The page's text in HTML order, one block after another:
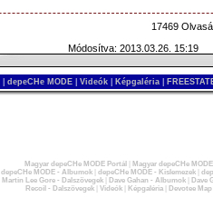
17469
Módosítva: 2013.03.26. 15:19
depeCHe MODE Videók Képgaléria
Magyar depeCHe MODE Portál
Magyar depeCHe
depeCHe MODE - Albumok| depeCHe MODE - Kislemezek|
Martin Lee Gore - Dalszövegek| Dave Gahan - Albumok|
Dave
Recoil - Dalszövegek| Videók| Képgaléria| Devotee Map